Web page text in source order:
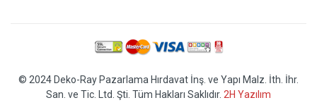
© 2024 Deko-Ray Pazarlama Hırdavat İnş. ve Yapı Malz. İth. İhr.
San. ve Tic. Ltd. Şti. Tüm Hakları Saklıdır. 2H Yazılım